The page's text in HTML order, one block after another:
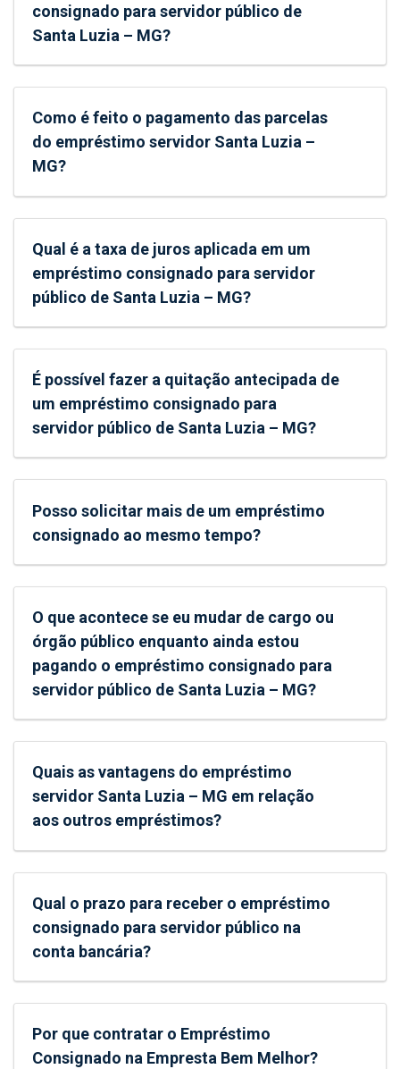
consignado para servidor público de
Santa Luzia – MG?
Como é feito o pagamento das parcelas
do empréstimo servidor Santa Luzia –
MG?
Qual é a taxa de juros aplicada em um
empréstimo consignado para servidor
público de Santa Luzia – MG?
É possível fazer a quitação antecipada de
um empréstimo consignado para
servidor público de Santa Luzia – MG?
Posso solicitar mais de um empréstimo
consignado ao mesmo tempo?
O que acontece se eu mudar de cargo ou
órgão público enquanto ainda estou
pagando o empréstimo consignado para
servidor público de Santa Luzia – MG?
Quais as vantagens do empréstimo
servidor Santa Luzia – MG em relação
aos outros empréstimos?
Qual o prazo para receber o empréstimo
consignado para servidor público na
conta bancária?
Por que contratar o Empréstimo
Consignado na Empresta Bem Melhor?